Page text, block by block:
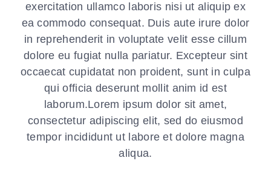
exercitation ullamco laboris nisi ut aliquip ex
ea commodo consequat. Duis aute irure dolor
in reprehenderit in voluptate velit esse cillum
dolore eu fugiat nulla pariatur. Excepteur sint
occaecat cupidatat non proident, sunt in culpa
qui officia deserunt mollit anim id est
laborum.Lorem ipsum dolor sit amet,
consectetur adipiscing elit, sed do eiusmod
tempor incididunt ut labore et dolore magna
aliqua.